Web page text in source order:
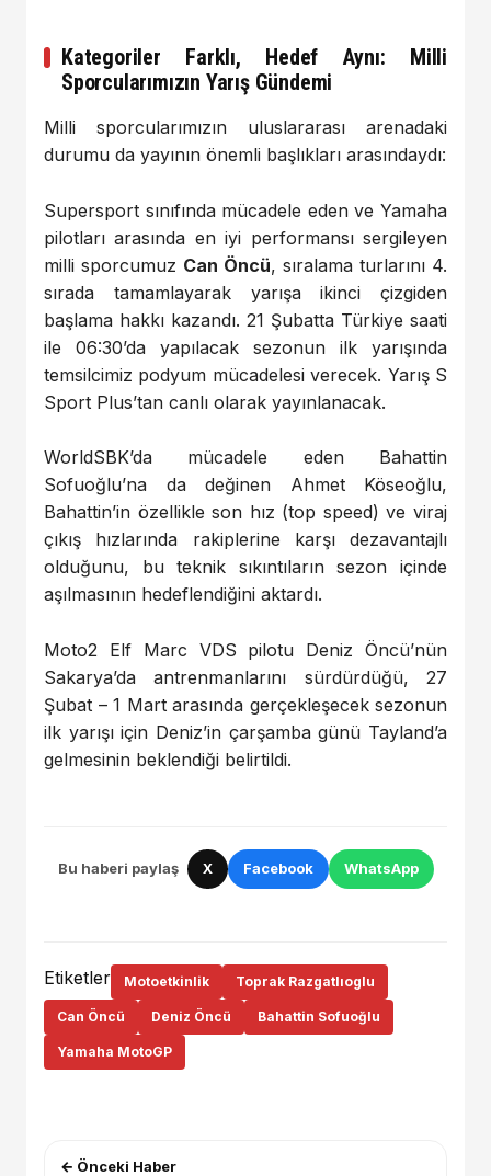
Kategoriler Farklı, Hedef Aynı: Milli
Sporcularımızın Yarış Gündemi
Milli sporcularımızın uluslararası arenadaki
durumu da yayının önemli başlıkları arasındaydı:
Supersport sınıfında mücadele eden ve Yamaha
pilotları arasında en iyi performansı sergileyen
milli sporcumuz Can Öncü, sıralama turlarını 4.
sırada tamamlayarak yarışa ikinci çizgiden
başlama hakkı kazandı. 21 Şubatta Türkiye saati
ile 06:30’da yapılacak sezonun ilk yarışında
temsilcimiz podyum mücadelesi verecek. Yarış S
Sport Plus’tan canlı olarak yayınlanacak.
WorldSBK’da mücadele eden Bahattin
Sofuoğlu’na da değinen Ahmet Köseoğlu,
Bahattin’in özellikle son hız (top speed) ve viraj
çıkış hızlarında rakiplerine karşı dezavantajlı
olduğunu, bu teknik sıkıntıların sezon içinde
aşılmasının hedeflendiğini aktardı.
Moto2 Elf Marc VDS pilotu Deniz Öncü’nün
Sakarya’da antrenmanlarını sürdürdüğü, 27
Şubat – 1 Mart arasında gerçekleşecek sezonun
ilk yarışı için Deniz’in çarşamba günü Tayland’a
gelmesinin beklendiği belirtildi.
Bu haberi paylaş X Facebook WhatsApp
Etiketler Motoetkinlik Toprak Razgatlıoglu
Can Öncü Deniz Öncü Bahattin Sofuoğlu
Yamaha MotoGP
← Önceki Haber